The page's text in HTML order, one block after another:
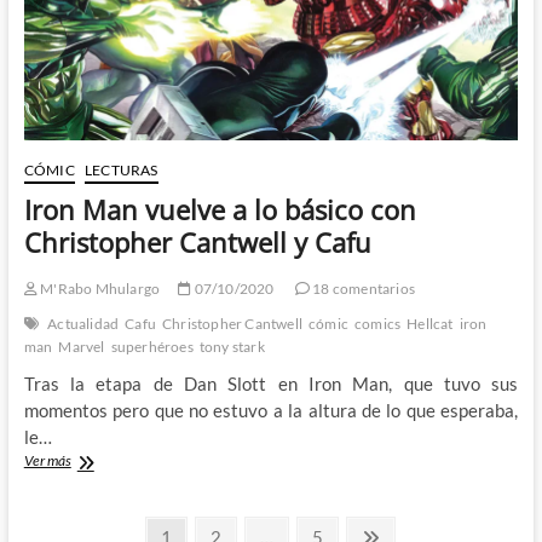
alguna
novedad
interesante
CÓMIC LECTURAS
Iron Man vuelve a lo básico con
Christopher Cantwell y Cafu
M'Rabo Mhulargo 07/10/2020
18 comentarios
Actualidad Cafu Christopher Cantwell cómic comics Hellcat iron
man Marvel superhéroes tony stark
Tras la etapa de Dan Slott en Iron Man, que tuvo sus
momentos pero que no estuvo a la altura de lo que esperaba,
le…
Ver másIron
Página
1 Página
2 … Página
5